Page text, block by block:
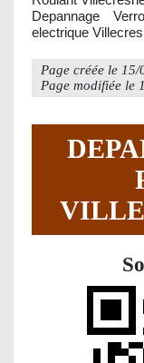
Depannage
electrique
Page créée le 15/
Page modifiée le